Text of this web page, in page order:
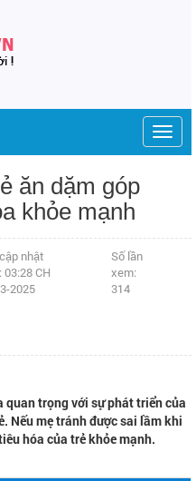
ăn dặm góp
khỏe mạnh
nhật
03:28 CH
2025
Số lần
xem:
314
quan trọng với sự phát triển của
Nếu mẹ tránh được sai lầm khi
hóa của trẻ khỏe mạnh.